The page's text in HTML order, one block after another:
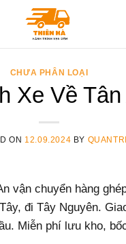
CHƯA PHÂN LOẠI
Xe Về Tân
ON 12.09.2024 BY QUANTRI
vận chuyển hàng
đi Tây Nguyên.
Miễn phí lưu kho,